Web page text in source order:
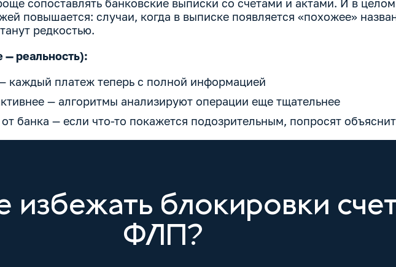
сопоставлять банковские выписки со счетами и актами. И в целом
повышается: случаи, когда в выписке появляется «похожее»
редкостью.
реальность):
каждый платеж теперь с полной информацией
— алгоритмы анализируют операции еще тщательнее
банка — если что-то покажется подозрительным, попросят
избежать блокировки
ФЛП?